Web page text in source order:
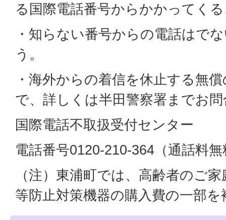
る国際電話番号からかかってく
・知らない番号からの電話はで
う。
・海外からの着信を休止する無
で、詳しくは半田警察署までお
国際電話不取扱受付センター
電話番号0120-210-364（通話料無
（注）東浦町では、高齢者のご
等防止対策機器の購入費の一部